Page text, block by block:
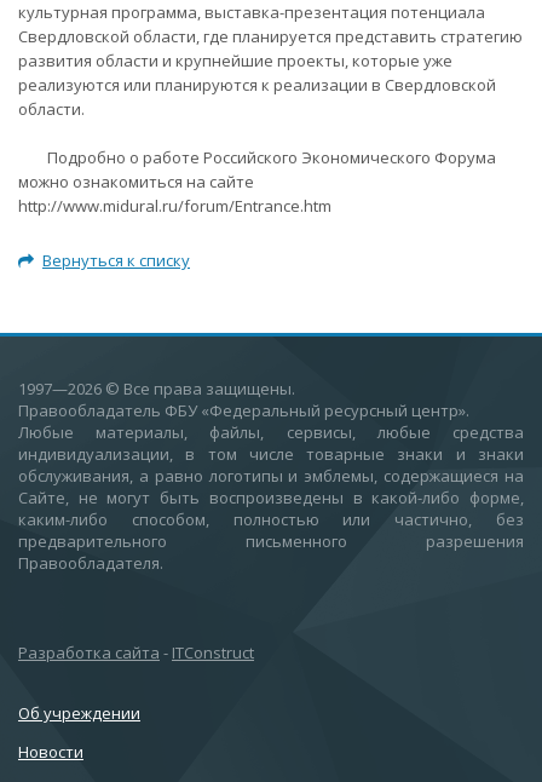
культурная программа, выставка-презентация потенциала
Свердловской области, где планируется представить стратегию
развития области и крупнейшие проекты, которые уже
реализуются или планируются к реализации в Свердловской
области.
Подробно о работе Российского Экономического Форума
можно ознакомиться на сайте
http://www.midural.ru/forum/Entrance.htm
Вернуться к списку
1997—2026 © Все права защищены.
Правообладатель ФБУ «Федеральный ресурсный центр».
Любые материалы, файлы, сервисы, любые средства
индивидуализации, в том числе товарные знаки и знаки
обслуживания, а равно логотипы и эмблемы, содержащиеся на
Сайте, не могут быть воспроизведены в какой-либо форме,
каким-либо способом, полностью или частично, без
предварительного письменного разрешения
Правообладателя.
Разработка сайта - ITConstruct
Об учреждении
Новости